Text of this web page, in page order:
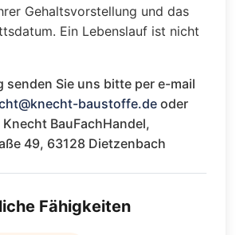
Gehaltsvorstellung und das
Ein Lebenslauf ist nicht
senden Sie uns bitte per e-mail
baustoffe.de oder
BauFachHandel,
49, 63128 Dietzenbach
Fähigkeiten